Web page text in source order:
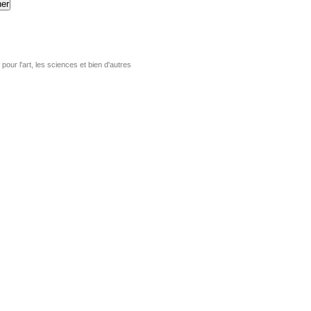
pour l'art, les sciences et bien d'autres